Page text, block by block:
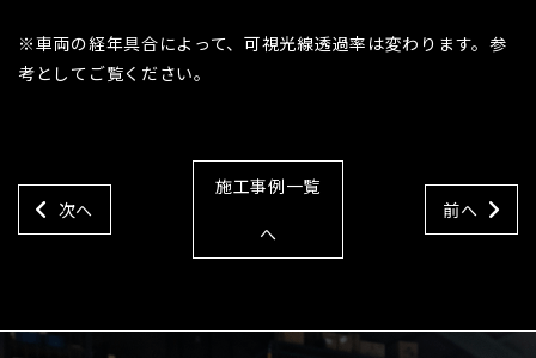
※車両の経年具合によって、可視光線透過率は変わります。参
考としてご覧ください。
次へ
施工事例一覧
へ
前へ